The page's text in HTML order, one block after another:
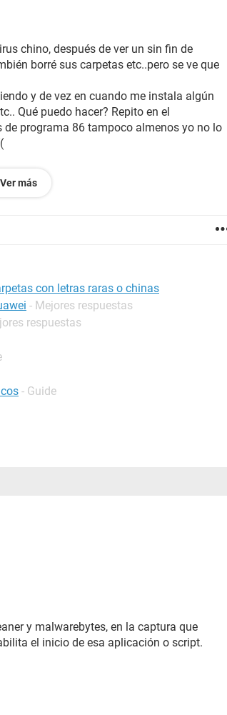
chino, después de ver un sin fin de
borré sus carpetas etc..pero se ve que
y de vez en cuando me instala algún
Qué puedo hacer? Repito en el
programa 86 tampoco almenos yo no lo
Ver más
con letras raras o chinas
- Mejores respuestas
respuestas
- Guide
y malwarebytes, en la captura que
el inicio de esa aplicación o script.